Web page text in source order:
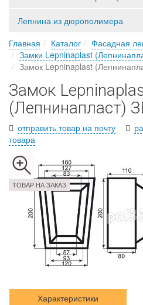
Лепнина из дюрополимера
Главная
Каталог Фасадная
Замки Lepninaplast
Замок Lepninaplast
Замок
(Лепнинапласт)
отправить товар на почту
товара
ТОВАР НА ЗАКАЗ
Характеристики